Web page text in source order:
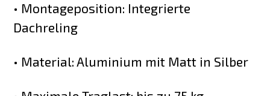
• Montageposition: Integrierte
Dachreling
• Material: Aluminium mit Matt in Silber